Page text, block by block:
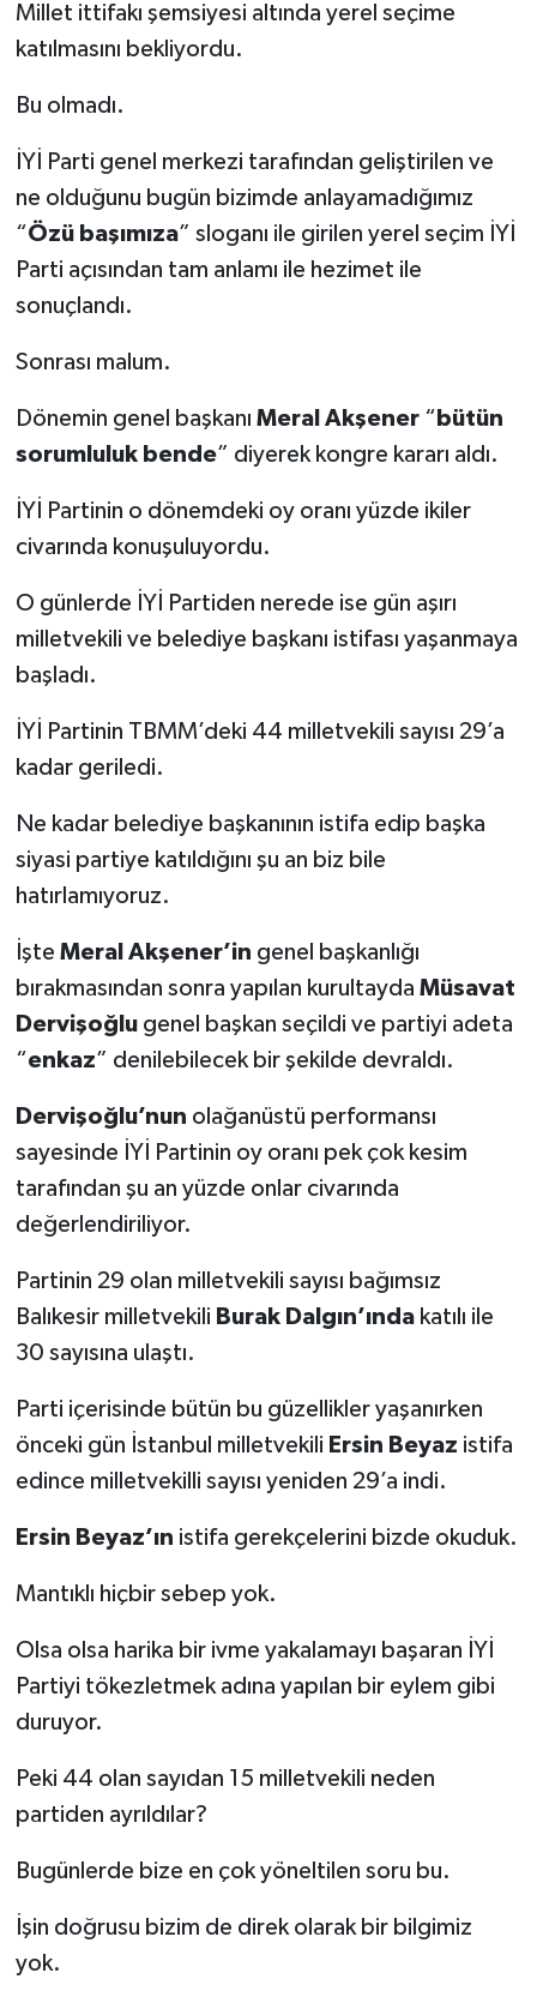
Millet ittifakı şemsiyesi altında yerel seçime
katılmasını bekliyordu.
Bu olmadı.
İYİ Parti genel merkezi tarafından geliştirilen ve
ne olduğunu bugün bizimde anlayamadığımız
“Özü başımıza” sloganı ile girilen yerel seçim İYİ
Parti açısından tam anlamı ile hezimet ile
sonuçlandı.
Sonrası malum.
Dönemin genel başkanı Meral Akşener“ bütün
sorumluluk bende” diyerek kongre kararı aldı.
İYİ Partinin o dönemdeki oy oranı yüzde ikiler
civarında konuşuluyordu.
O günlerde İYİ Partiden nerede ise gün aşırı
milletvekili ve belediye başkanı istifası yaşanmaya
başladı.
İYİ Partinin TBMM’deki 44 milletvekili sayısı 29’a
kadar geriledi.
Ne kadar belediye başkanının istifa edip başka
siyasi partiye katıldığını şu an biz bile
hatırlamıyoruz.
İşte Meral Akşener’in genel başkanlığı
bırakmasından sonra yapılan kurultayda Müsavat
Dervişoğlugenel başkan seçildi ve partiyi adeta
“enkaz” denilebilecek bir şekilde devraldı.
Dervişoğlu’nun olağanüstü performansı
sayesinde İYİ Partinin oy oranı pek çok kesim
tarafından şu an yüzde onlar civarında
değerlendiriliyor.
Partinin 29 olan milletvekili sayısı bağımsız
Balıkesir milletvekili Burak Dalgın’ındakatılı ile
30 sayısına ulaştı.
Parti içerisinde bütün bu güzellikler yaşanırken
önceki gün İstanbul milletvekili Ersin Beyaz istifa
edince milletvekilli sayısı yeniden 29’a indi.
Ersin Beyaz’ın istifa gerekçelerini bizde okuduk.
Mantıklı hiçbir sebep yok.
Olsa olsa harika bir ivme yakalamayı başaran İYİ
Partiyi tökezletmek adına yapılan bir eylem gibi
duruyor.
Peki 44 olan sayıdan 15 milletvekili neden
partiden ayrıldılar?
Bugünlerde bize en çok yöneltilen soru bu.
İşin doğrusu bizim de direk olarak bir bilgimiz
yok.